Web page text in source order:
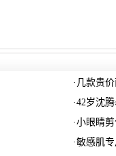
· 几款贵
·42岁沈
·小眼睛
·敏感肌